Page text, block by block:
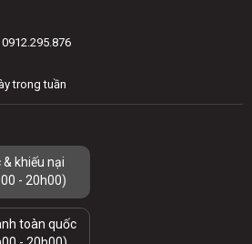
trong tuần
khiếu nại
- 20h00)
toàn quốc